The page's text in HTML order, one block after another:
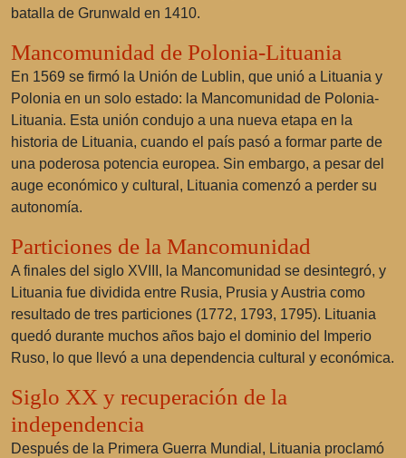
batalla de Grunwald en 1410.
Mancomunidad de Polonia-Lituania
En 1569 se firmó la Unión de Lublin, que unió a Lituania y
Polonia en un solo estado: la Mancomunidad de Polonia-
Lituania. Esta unión condujo a una nueva etapa en la
historia de Lituania, cuando el país pasó a formar parte de
una poderosa potencia europea. Sin embargo, a pesar del
auge económico y cultural, Lituania comenzó a perder su
autonomía.
Particiones de la Mancomunidad
A finales del siglo XVIII, la Mancomunidad se desintegró, y
Lituania fue dividida entre Rusia, Prusia y Austria como
resultado de tres particiones (1772, 1793, 1795). Lituania
quedó durante muchos años bajo el dominio del Imperio
Ruso, lo que llevó a una dependencia cultural y económica.
Siglo XX y recuperación de la
independencia
Después de la Primera Guerra Mundial, Lituania proclamó